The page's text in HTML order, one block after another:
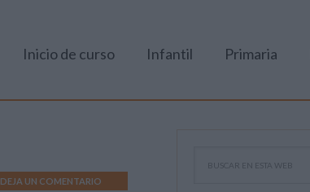
Inicio de curso Infantil Primaria
DEJA UN COMENTARIO